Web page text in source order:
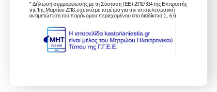
* Δήλωση συμμόρφωσης με τη Σύσταση (ΕΕ) 2018/334 της Επιτροπής
της 1ης Μαρτίου 2018, σχετικά με τα μέτρα για την αποτελεσματική
αντιμετώπιση του παράνομου περιεχομένου στο διαδίκτυο (L 63)